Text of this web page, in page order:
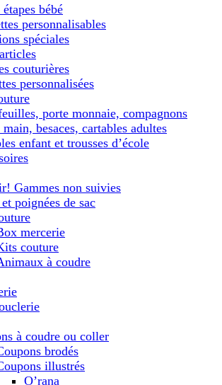
bébé
personnalisables
spéciales
couturières
personnalisées
porte monnaie, compagnons
main, besaces, cartables adultes
enfant et trousses d’école
Gammes non suivies
poignées de sac
mercerie
couture
à coudre
à coudre ou coller
brodés
illustrés
O’rana